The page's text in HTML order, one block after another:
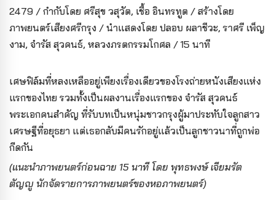
2479 / กำกับโดย ศรีสุข วสุวัต, เชื้อ อินทรทูต / สร้างโดย
ภาพยนตร์เสียงศรีกรุง / นำแสดงโดย ปลอบ ผลาชีวะ, ราศรี เพ็ญ
งาม, จำรัส สุวคนธ์, หลวงภรตกรรมโกศล / 15 นาที
เศษฟิล์มที่หลงเหลืออยู่เพียงเรื่องเดียวของโรงถ่ายหนังเสียงแห่ง
แรกของไทย รวมทั้งเป็นผลงานเรื่องแรกของ จำรัส สุวคนธ์
พระเอกคนสำคัญ ที่รับบทเป็นหนุ่มชาวกรุงผู้มาประทับใจลูกสาว
เศรษฐีที่อยุธยา แต่เธอกลับมีคนรักอยู่แล้วเป็นลูกชาวนาที่ถูกพ่อ
กีดกัน
(แนะนำภาพยนตร์ก่อนฉาย 15 นาที โดย พุทธพงษ์ เจียมรัต
ตัญญู นักจัดรายการภาพยนตร์ของหอภาพยนตร์)